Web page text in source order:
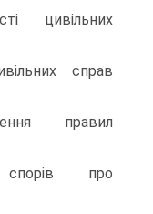
цивільних
справ
правил
про